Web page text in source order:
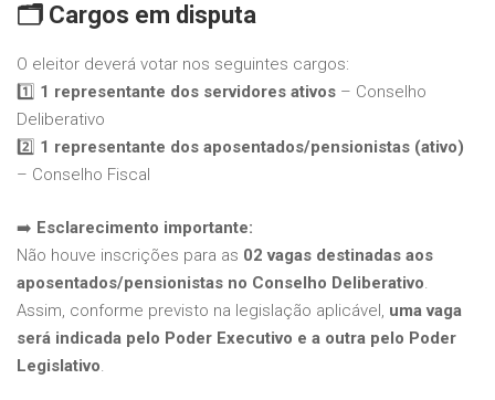
🗂 Cargos em disputa
O eleitor deverá votar nos seguintes cargos:
1️⃣ 1 representante dos servidores ativos – Conselho
Deliberativo
2️⃣ 1 representante dos aposentados/pensionistas (ativo)
– Conselho Fiscal
➡️ Esclarecimento importante:
Não houve inscrições para as 02 vagas destinadas aos
aposentados/pensionistas no Conselho Deliberativo.
Assim, conforme previsto na legislação aplicável, uma vaga
será indicada pelo Poder Executivo e a outra pelo Poder
Legislativo.